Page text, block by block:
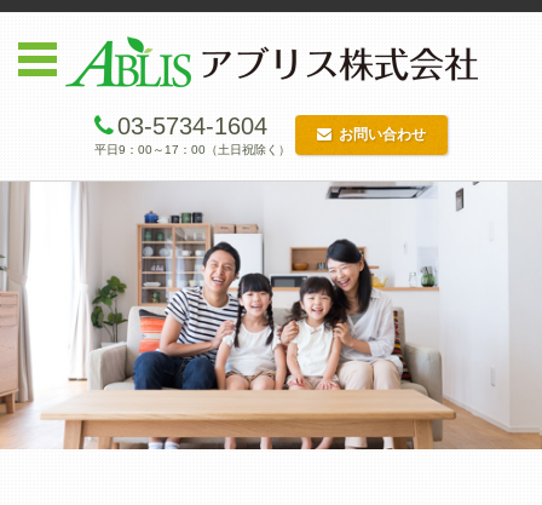
03-5734-1604
平日9：00～17：00（土日祝除く）
お問い合わせ
コンテンツに移動